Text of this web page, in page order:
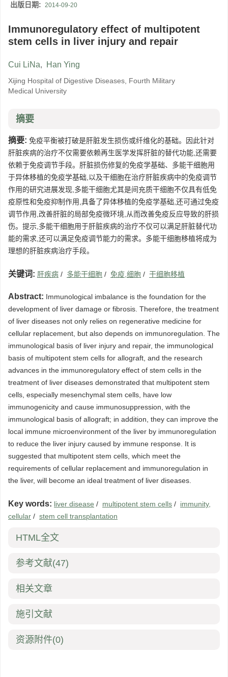
出版日期: 2014-09-20
Immunoregulatory effect of multipotent
stem cells in liver injury and repair
Cui LiNa, Han Ying
Xijing Hospital of Digestive Diseases, Fourth Military
Medical University
摘要
摘要: 免疫平衡被打破是肝脏发生损伤或纤维化的基础。因此针对
肝脏疾病的治疗不仅需要依赖再生医学发挥肝脏的替代功能,还需要
依赖于免疫调节手段。肝脏损伤修复的免疫学基础、多能干细胞用
于异体移植的免疫学基础,以及干细胞在治疗肝脏疾病中的免疫调节
作用的研究进展发现,多能干细胞尤其是间充质干细胞不仅具有低免
疫原性和免疫抑制作用,具备了异体移植的免疫学基础,还可通过免疫
调节作用,改善肝脏的局部免疫微环境,从而改善免疫反应导致的肝损
伤。提示,多能干细胞用于肝脏疾病的治疗不仅可以满足肝脏替代功
能的需求,还可以满足免疫调节能力的需求。多能干细胞移植将成为
理想的肝脏疾病治疗手段。
关键词: 肝疾病 / 多能干细胞 / 免疫,细胞 / 干细胞移植
Abstract: Immunological imbalance is the foundation for the
development of liver damage or fibrosis. Therefore, the treatment
of liver diseases not only relies on regenerative medicine for
cellular replacement, but also depends on immunoregulation. The
immunological basis of liver injury and repair, the immunological
basis of multipotent stem cells for allograft, and the research
advances in the immunoregulatory effect of stem cells in the
treatment of liver diseases demonstrated that multipotent stem
cells, especially mesenchymal stem cells, have low
immunogenicity and cause immunosuppression, with the
immunological basis of allograft; in addition, they can improve the
local immune microenvironment of the liver by immunoregulation
to reduce the liver injury caused by immune response. It is
suggested that multipotent stem cells, which meet the
requirements of cellular replacement and immunoregulation in
the liver, will become an ideal treatment of liver diseases.
Key words: liver disease / multipotent stem cells / immunity,
cellular / stem cell transplantation
HTML全文
参考文献(47)
相关文章
施引文献
资源附件(0)